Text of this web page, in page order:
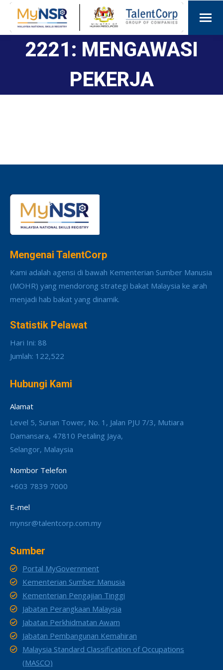
2221: MENGAWASI
PEKERJA
Mengenai TalentCorp
Kami adalah agensi di bawah Kementerian Sumber Manusia
(MOHR) yang mendorong strategi bakat Malaysia ke arah
menjadi hab bakat yang dinamik.
Statistik Pelawat
Hari Ini: 88
Jumlah: 122,522
Hubungi Kami
Alamat
Level 5, Surian Tower, No. 1, Jalan PJU 7/3, Mutiara
Damansara, 47810 Petaling Jaya,
Selangor, Malaysia
Nombor Telefon
+603 7839 7000
E-mel
mynsr@talentcorp.com.my
Sumber
Portal MyGovernment
Kementerian Sumber Manusia
Kementerian Pengajian Tinggi
Jabatan Perangkaan Malaysia
Jabatan Perkhidmatan Awam
Jabatan Pembangunan Kemahiran
Malaysia Standard Classification of Occupations
(MASCO)